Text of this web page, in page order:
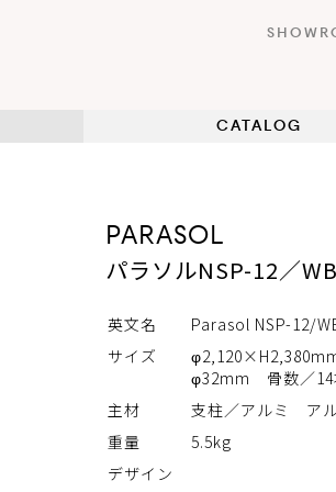
CATALOG
PARASOL
パラソルNSP-12／WB
英文名
Parasol NSP-12/
サイズ
φ32mm 骨数／
主材
支柱／アルミ ア
重量
5.5kg
デザイン